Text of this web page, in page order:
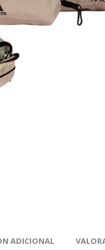
ADICIONAL